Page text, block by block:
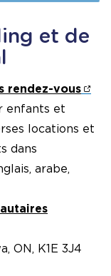
et de
rendez-vous
enfants et
locations et
dans
arabe,
ON, K1E 3J4